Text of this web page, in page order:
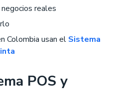
reales
Colombia usan el Sistema
POS y